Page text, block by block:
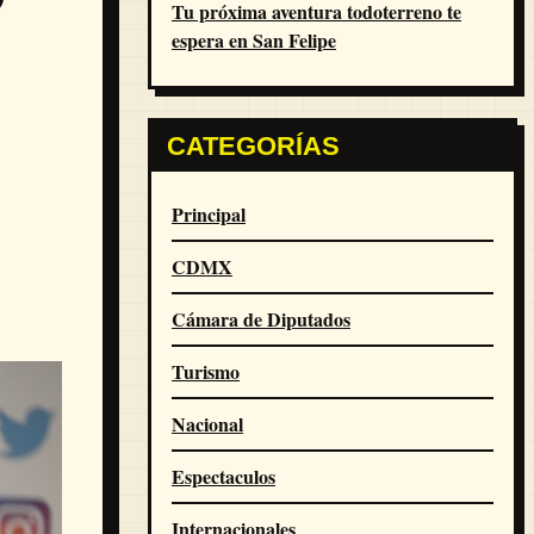
Tu próxima aventura todoterreno te
espera en San Felipe
CATEGORÍAS
Principal
CDMX
Cámara de Diputados
Turismo
Nacional
Espectaculos